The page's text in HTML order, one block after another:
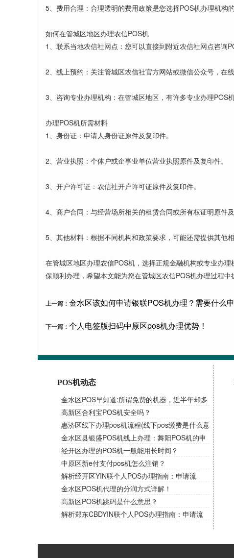
5、费用合理：合理透明的费用政策是您选择POS机办理机构的
如何在管城区地区办理农信POS机
1、联系当地农信社网点：您可以直接到附近农信社网点咨询
2、线上预约：关注管城区农信社官方网站或微信公众号，在线
3、咨询专业办理机构：在管城区地区，有许多专业办理POS
办理POS机所需材料
1、身份证：申请人身份证原件及复印件。
2、营业执照：个体户或企事业单位营业执照原件及复印件。
3、开户许可证：农信社开户许可证原件及复印件。
4、商户合同：与经营场所相关的租赁合同或所有权证明原件及
5、其他材料：根据不同机构和政策要求，可能还需提供其他
在管城区地区办理农信POS机，选择正规金融机构或专业办
保顺利办理，希望本文能为您在管城区农信POS机办理过程中
上一篇： 金水区该如何申请银联POS机办理？需要什么
下一篇： 个人电签版扫码中原区pos机办理优势！
POS机动态
金水区POS早知道:所谓免费的机器，近半年却多
次扣取流量费！
高新区合利宝POS机安全吗？
惠济区线下办理pos机流程(线下pos缴费是什么意
思)
金水区县银盛POS机线上办理：舞阳POS机的申
请条件和资料讲解！
经开区办理的POS机一般能用长时间？
中原区新e付支付pos机怎么注销？
解析经开区YIN联个人POS办理指南：申请流
程、费率选择与优惠一网打尽
金水区POS机代理的分润方式详解！
高新区POS机跳码是什么意思？
解析郑东CBDYIN联个人POS办理指南：申请流